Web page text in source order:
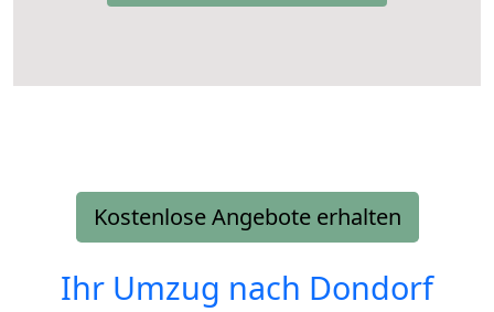
Kostenlose Angebote erhalten
Ihr Umzug nach Dondorf